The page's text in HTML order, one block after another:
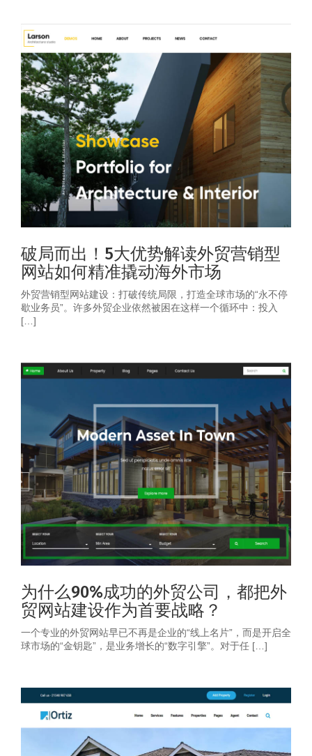
破局而出！5大优势解读外贸营销型
网站如何精准撬动海外市场
外贸营销型网站建设：打破传统局限，打造全球市场的“永不停
歇业务员”。许多外贸企业依然被困在这样一个循环中：投入
[…]
为什么90%成功的外贸公司，都把外
贸网站建设作为首要战略？
一个专业的外贸网站早已不再是企业的“线上名片”，而是开启全
球市场的“金钥匙”，是业务增长的“数字引擎”。对于任 […]